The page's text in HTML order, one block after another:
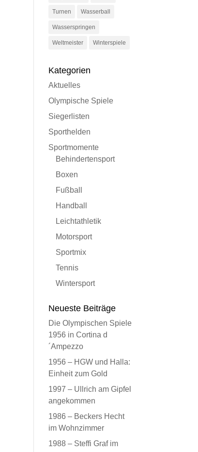
Turnen Wasserball
Wasserspringen
Weltmeister Winterspiele
Kategorien
Aktuelles
Olympische Spiele
Siegerlisten
Sporthelden
Sportmomente
Behindertensport
Boxen
Fußball
Handball
Leichtathletik
Motorsport
Sportmix
Tennis
Wintersport
Neueste Beiträge
Die Olympischen Spiele
1956 in Cortina d
´Ampezzo
1956 – HGW und Halla:
Einheit zum Gold
1997 – Ullrich am Gipfel
angekommen
1986 – Beckers Hecht
im Wohnzimmer
1988 – Steffi Graf im